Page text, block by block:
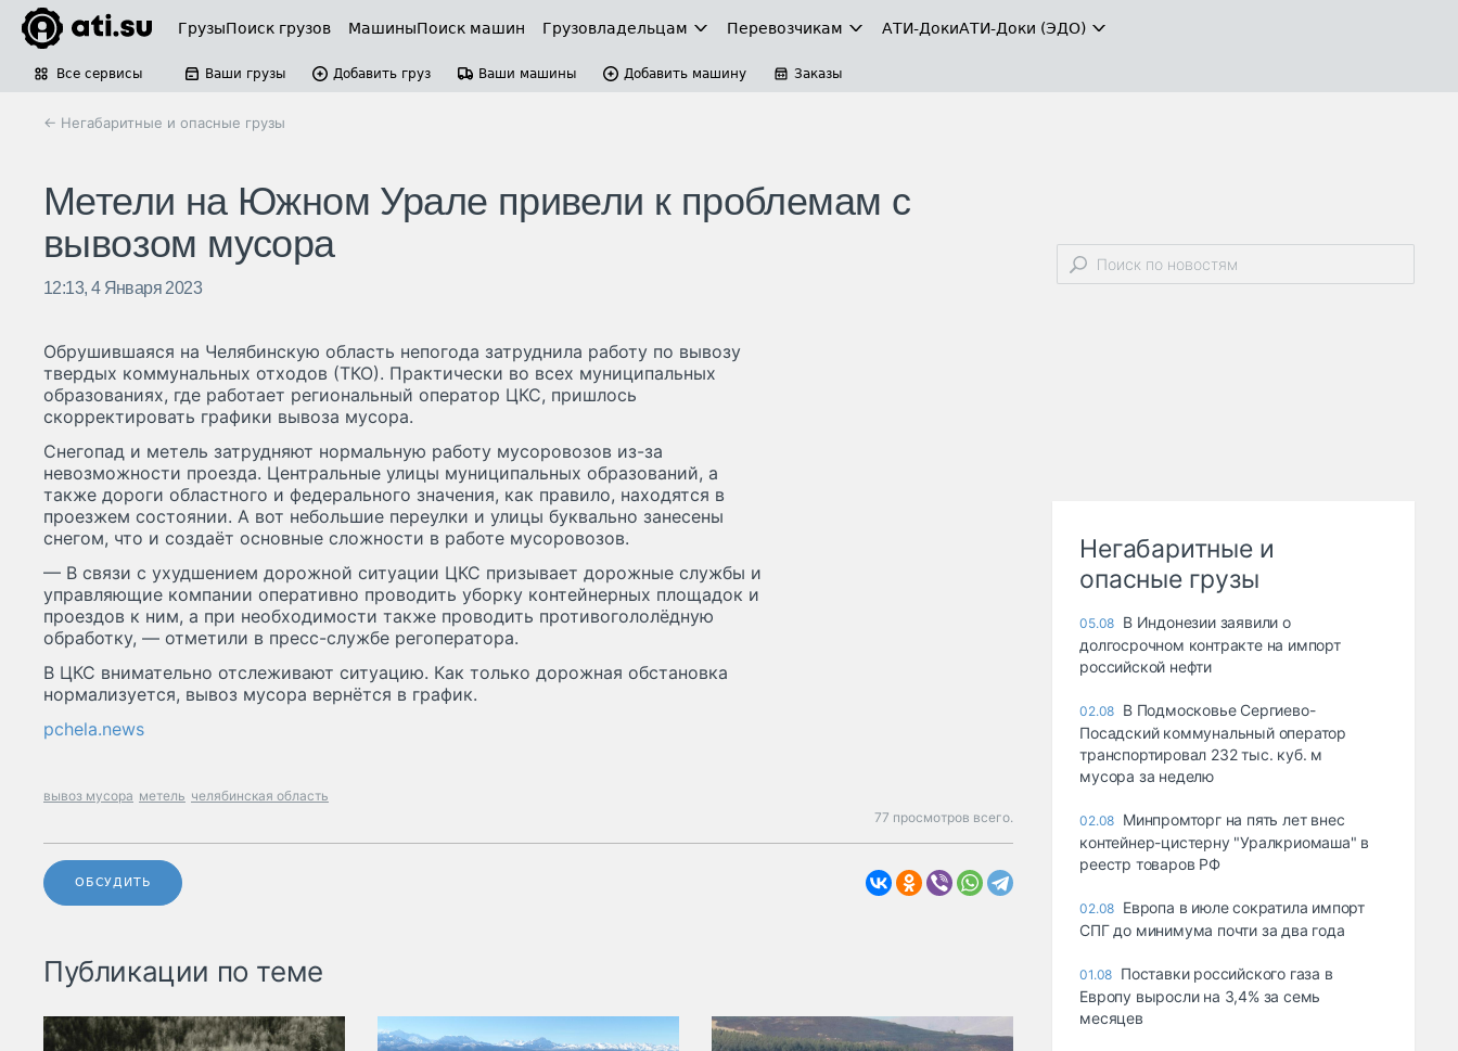
ГрузыПоиск грузов МашиныПоиск машин Грузовладельцам Перевозчикам АТИ-ДокиАТИ-Доки (ЭДО)
Все сервисы Ваши грузы Добавить груз Ваши машины Добавить машину Заказы
← Негабаритные и опасные грузы
Метели на Южном Урале привели к проблемам с
вывозом мусора
12:13, 4 Января 2023
Обрушившаяся на Челябинскую область непогода затруднила работу по вывозу
твердых коммунальных отходов (ТКО). Практически во всех муниципальных
образованиях, где работает региональный оператор ЦКС, пришлось
скорректировать графики вывоза мусора.
Снегопад и метель затрудняют нормальную работу мусоровозов из-за
невозможности проезда. Центральные улицы муниципальных образований, а
также дороги областного и федерального значения, как правило, находятся в
проезжем состоянии. А вот небольшие переулки и улицы буквально занесены
снегом, что и создаёт основные сложности в работе мусоровозов.
— В связи с ухудшением дорожной ситуации ЦКС призывает дорожные службы и
управляющие компании оперативно проводить уборку контейнерных площадок и
проездов к ним, а при необходимости также проводить противогололёдную
обработку, — отметили в пресс-службе регоператора.
В ЦКС внимательно отслеживают ситуацию. Как только дорожная обстановка
нормализуется, вывоз мусора вернётся в график.
pchela.news
вывоз мусора метель челябинская область
77 просмотров всего.
ОБСУДИТЬ
Публикации по теме
Негабаритные и
опасные грузы
05.08 В Индонезии заявили о
долгосрочном контракте на импорт
российской нефти
02.08 В Подмосковье Сергиево-
Посадский коммунальный оператор
транспортировал 232 тыс. куб. м
мусора за неделю
02.08 Минпромторг на пять лет внес
контейнер-цистерну "Уралкриомаша" в
реестр товаров РФ
02.08 Европа в июле сократила импорт
СПГ до минимума почти за два года
01.08 Поставки российского газа в
Европу выросли на 3,4% за семь
месяцев